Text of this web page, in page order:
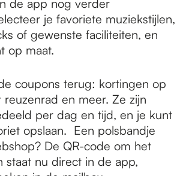
de app nog verder
je favoriete muziekstijlen,
of gewenste faciliteiten, en
op maat.
coupons terug: kortingen op
en meer. Ze zijn
per dag en tijd, en je kunt
opslaan. Een polsbandje
De QR-code om het
staat nu direct in de app,